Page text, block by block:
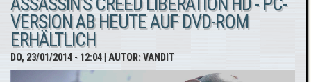
die
Entwicklung
ein Desaster?
VERSION AB HEUTE AUF DVD-ROM
ERHÄLTLICH
DO, 23/01/2014 - 12:04| AUTOR:VANDIT